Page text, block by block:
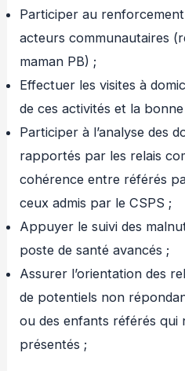
Participer au
acteurs communautaires
maman PB) ;
Effectuer les visites à
de ces activités et la
Participer à l’analyse des
rapportés par les relais
cohérence entre référés
ceux admis par le CSPS ;
Appuyer le suivi des
poste de santé avancés ;
Assurer l’orientation des
de potentiels non
ou des enfants référés qui
présentés ;